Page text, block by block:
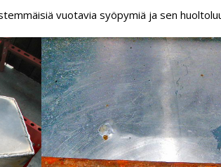
vuotavia syöpymiä ja sen